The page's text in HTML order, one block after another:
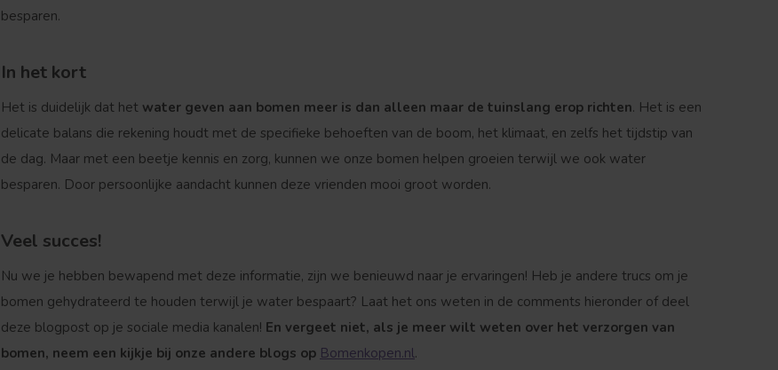
besparen.
In het kort
Het is duidelijk dat het water geven aan bomen meer is dan alleen maar de tuinslang erop richten. Het is een
delicate balans die rekening houdt met de specifieke behoeften van de boom, het klimaat, en zelfs het tijdstip van
de dag. Maar met een beetje kennis en zorg, kunnen we onze bomen helpen groeien terwijl we ook water
besparen. Door persoonlijke aandacht kunnen deze vrienden mooi groot worden.
Veel succes!
Nu we je hebben bewapend met deze informatie, zijn we benieuwd naar je ervaringen! Heb je andere trucs om je
bomen gehydrateerd te houden terwijl je water bespaart? Laat het ons weten in de comments hieronder of deel
deze blogpost op je sociale media kanalen! En vergeet niet, als je meer wilt weten over het verzorgen van
bomen, neem een kijkje bij onze andere blogs op Bomenkopen.nl.